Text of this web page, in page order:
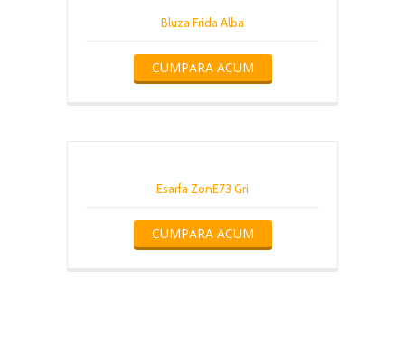
Bluza Frida Alba
CUMPARA ACUM
Esarfa ZonE73 Gri
CUMPARA ACUM